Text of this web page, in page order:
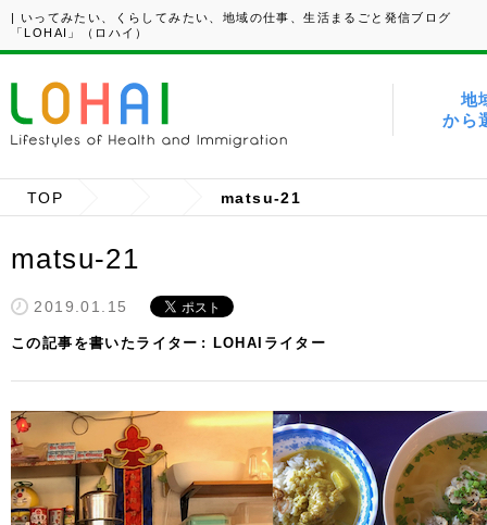
| いってみたい、くらしてみたい、地域の仕事、生活まるごと発信ブログ
「LOHAI」（ロハイ）
地
から
TOP matsu-21
matsu-21
2019.01.15
この記事を書いたライター LOHAIライター